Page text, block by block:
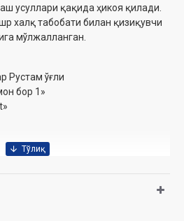
усуллари қақида ҳикоя қилади.
халқ табобати билан қизиқувчи
мўлжалланган.
Рустам ўғли
бор 1»